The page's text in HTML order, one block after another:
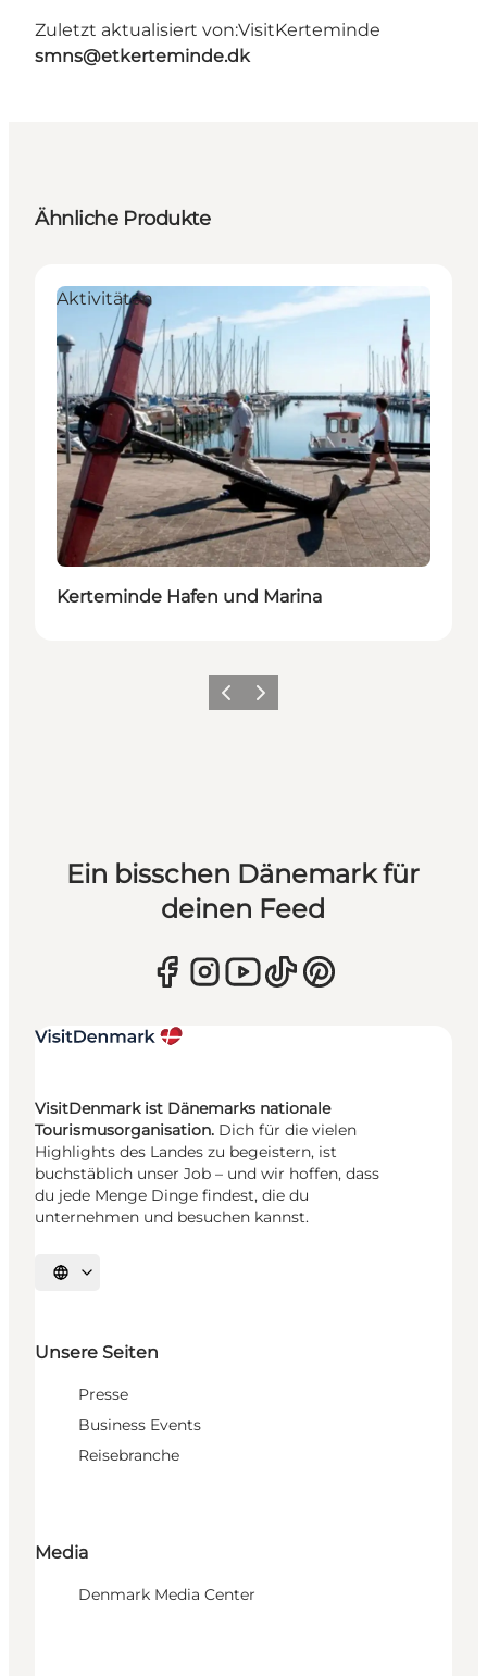
Zuletzt aktualisiert von:VisitKerteminde
smns@etkerteminde.dk
Ähnliche Produkte
Aktivitäten
Kerteminde Hafen und Marina
ZurückWeiter
Ein bisschen Dänemark für
deinen Feed
VisitDenmark ist Dänemarks nationale
Tourismusorganisation. Dich für die vielen
Highlights des Landes zu begeistern, ist
buchstäblich unser Job – und wir hoffen, dass
du jede Menge Dinge findest, die du
unternehmen und besuchen kannst.
Sprache auswählen
Unsere Seiten
Presse
Business Events
Reisebranche
Media
Denmark Media Center